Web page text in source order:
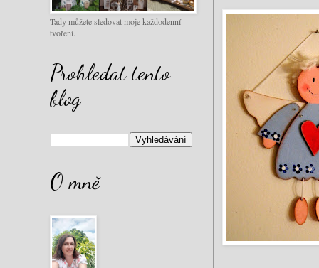
Tady můžete sledovat moje každodenní
tvoření.
Prohledat tento
blog
O mně